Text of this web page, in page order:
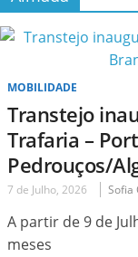
MOBILIDADE
Transtejo
Trafaria –
Pedrouços/
7 de Julho, 2026 Sofia
A partir de 9 de
meses